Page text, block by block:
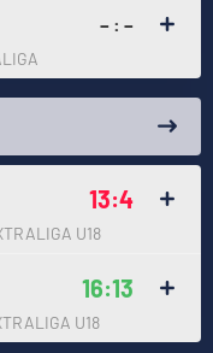
– : –
13:4
U18
16:13
U18